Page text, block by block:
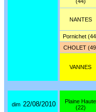
NANTES
Pornichet
CHOLET
VANNES
dim 22/08/2010
Plaine Haute
(22)